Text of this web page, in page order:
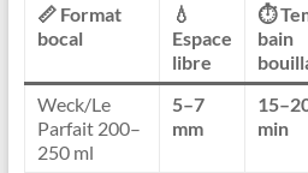
📏 Format
bocal
💧
Espace
libre
⏱️
bain
Weck/Le
Parfait 200–
250 ml
5–7
mm
min